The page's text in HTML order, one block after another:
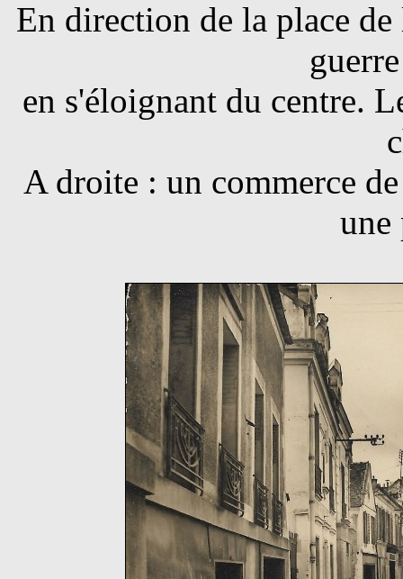
En direction de la place
en s'éloignant du centre.
A droite : un commerce
une